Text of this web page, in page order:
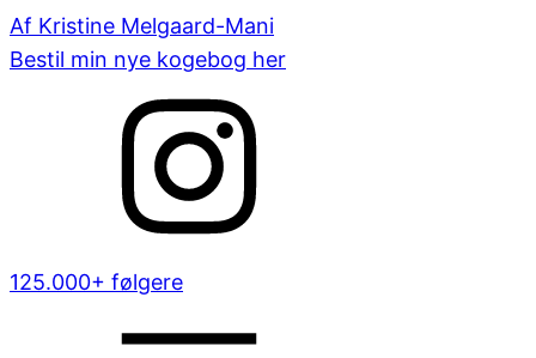
Af Kristine Melgaard-Mani
Bestil min nye kogebog her
125.000+ følgere